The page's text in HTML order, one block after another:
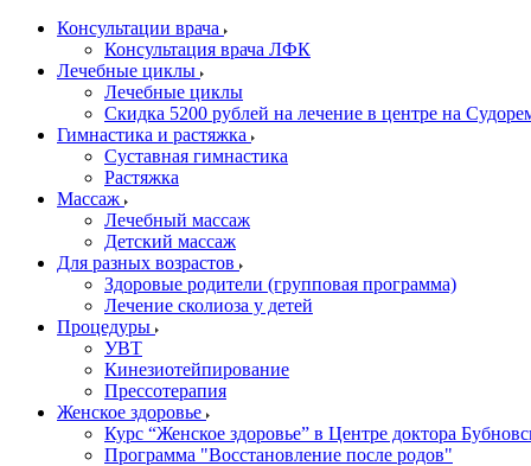
Консультации врача
Консультация врача ЛФК
Лечебные циклы
Лечебные циклы
Скидка 5200 рублей на лечение в центре на
Гимнастика и растяжка
Суставная гимнастика
Растяжка
Массаж
Лечебный массаж
Детский массаж
Для разных возрастов
Здоровые родители (групповая программа)
Лечение сколиоза у детей
Процедуры
УВТ
Кинезиотейпирование
Прессотерапия
Женское здоровье
Курс “Женское здоровье” в Центре доктора
Программа "Восстановление после родов"